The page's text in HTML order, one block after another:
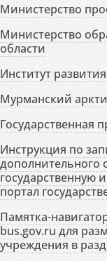
Министерство
Министерство
области
Институт
Мурманский
Государственная
Инструкция по
дополнительного
государственную
портал
Памятка-
bus.gov.ru для
учреждения в